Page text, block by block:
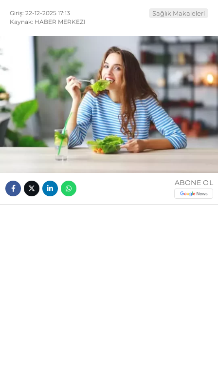
Giriş: 22-12-2025 17:13
Kaynak: HABER MERKEZI
Sağlık Makaleleri
ABONE OL